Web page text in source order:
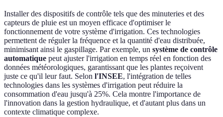
Installer des dispositifs de contrôle tels que des minuteries et des
capteurs de pluie est un moyen efficace d'optimiser le
fonctionnement de votre système d'irrigation. Ces technologies
permettent de réguler la fréquence et la quantité d'eau distribuée,
minimisant ainsi le gaspillage. Par exemple, un système de contrôle
automatique peut ajuster l'irrigation en temps réel en fonction des
données météorologiques, garantissant que les plantes reçoivent
juste ce qu'il leur faut. Selon l'INSEE, l'intégration de telles
technologies dans les systèmes d'irrigation peut réduire la
consommation d'eau jusqu'à 25%. Cela montre l'importance de
l'innovation dans la gestion hydraulique, et d'autant plus dans un
contexte climatique complexe.